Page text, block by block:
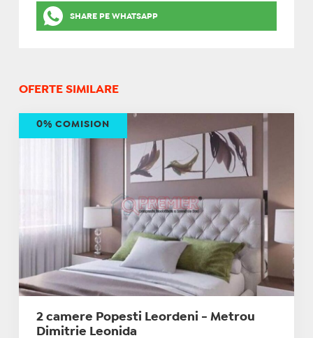
SHARE PE WHATSAPP
OFERTE SIMILARE
2 camere Popesti Leordeni - Metrou
Dimitrie Leonida
0% COMISION